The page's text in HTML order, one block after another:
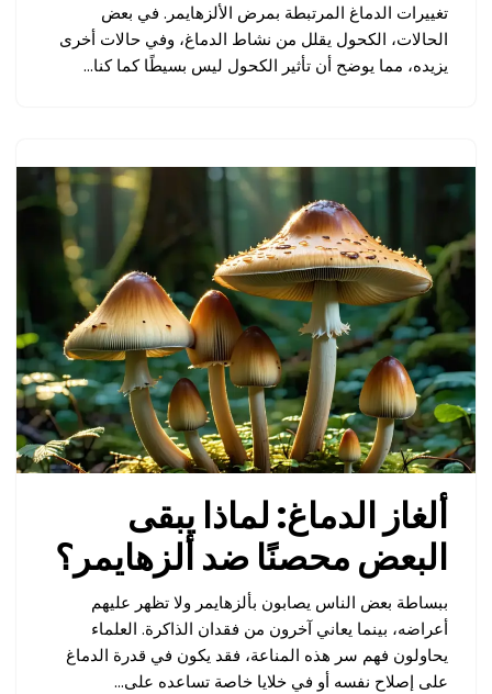
تغييرات الدماغ المرتبطة بمرض الألزهايمر. في بعض
الحالات، الكحول يقلل من نشاط الدماغ، وفي حالات أخرى
يزيده، مما يوضح أن تأثير الكحول ليس بسيطًا كما كنا…
ألغاز الدماغ: لماذا يبقى
البعض محصنًا ضد ألزهايمر؟
ببساطة بعض الناس يصابون بألزهايمر ولا تظهر عليهم
أعراضه، بينما يعاني آخرون من فقدان الذاكرة. العلماء
يحاولون فهم سر هذه المناعة، فقد يكون في قدرة الدماغ
على إصلاح نفسه أو في خلايا خاصة تساعده على…